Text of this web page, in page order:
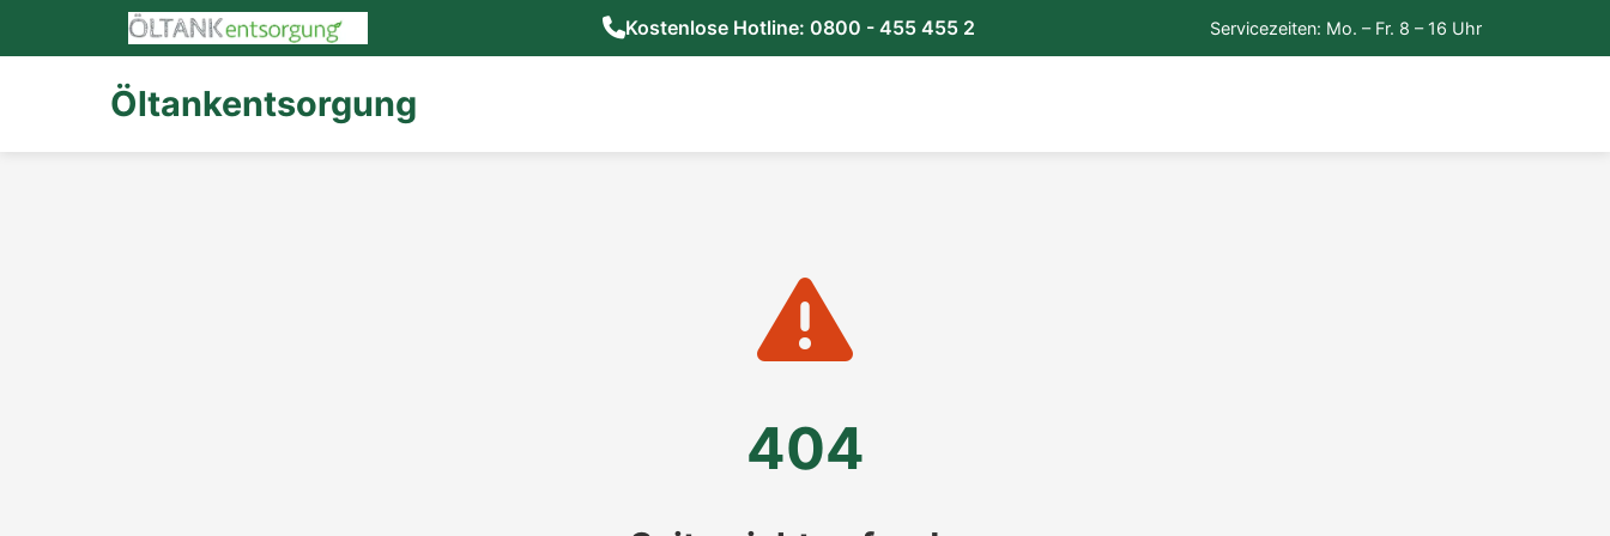
Kostenlose Hotline: 0800 - 455 455 2 Servicezeiten: Mo. – Fr. 8 – 16 Uhr
Öltankentsorgung
404